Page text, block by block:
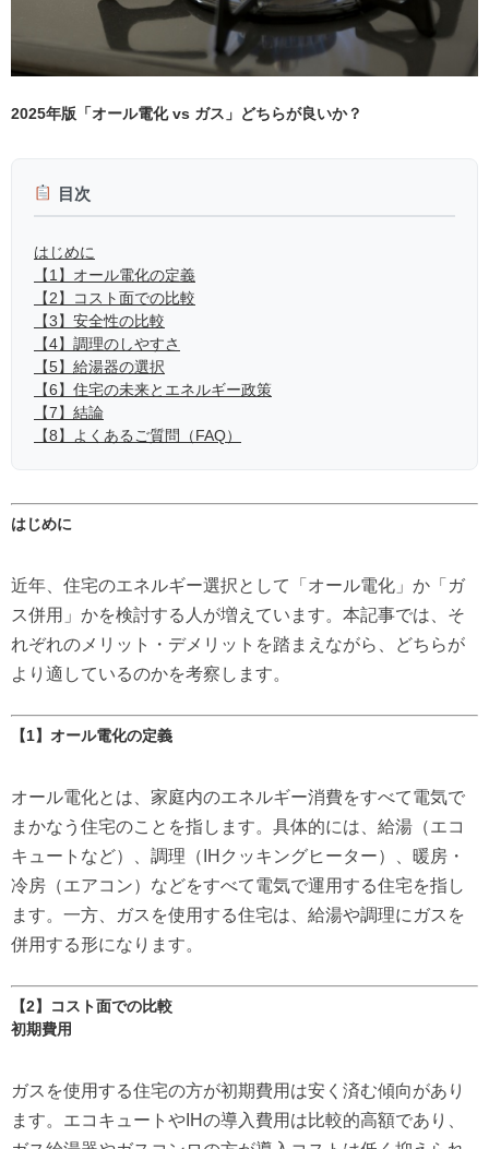
2025年版「オール電化 vs ガス」どちらが良いか？
目次
はじめに
【1】オール電化の定義
【2】コスト面での比較
【3】安全性の比較
【4】調理のしやすさ
【5】給湯器の選択
【6】住宅の未来とエネルギー政策
【7】結論
【8】よくあるご質問（FAQ）
はじめに
近年、住宅のエネルギー選択として「オール電化」か「ガ
ス併用」かを検討する人が増えています。本記事では、そ
れぞれのメリット・デメリットを踏まえながら、どちらが
より適しているのかを考察します。
【1】オール電化の定義
オール電化とは、家庭内のエネルギー消費をすべて電気で
まかなう住宅のことを指します。具体的には、給湯（エコ
キュートなど）、調理（IHクッキングヒーター）、暖房・
冷房（エアコン）などをすべて電気で運用する住宅を指し
ます。一方、ガスを使用する住宅は、給湯や調理にガスを
併用する形になります。
【2】コスト面での比較
初期費用
ガスを使用する住宅の方が初期費用は安く済む傾向があり
ます。エコキュートやIHの導入費用は比較的高額であり、